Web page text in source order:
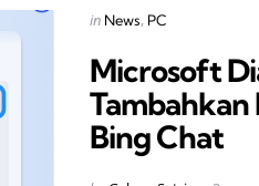
Categories
Posted
in News PC
Microsoft
Tambahkan
Bing Chat